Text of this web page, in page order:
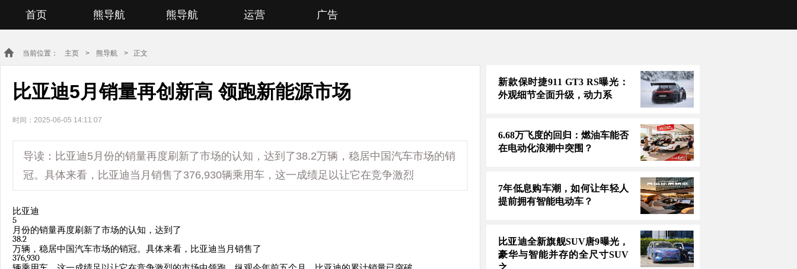
首页 熊导航 熊导航 运营 广告
当前位置： 主页 > 熊导航 > 正文
比亚迪5月销量再创新高 领跑新能源市场
时间：2025-06-05 14:11:07
导读：比亚迪5月份的销量再度刷新了市场的认知，达到了38.2万辆，稳居中国汽车市场的销
冠。具体来看，比亚迪当月销售了376,930辆乘用车，这一成绩足以让它在竞争激烈
比亚迪
5
月份的销量再度刷新了市场的认知，达到了
38.2
万辆，稳居中国汽车市场的销冠。具体来看，比亚迪当月销售了
376,930
新款保时捷911 GT3 RS曝光：
外观细节全面升级，动力系
6.68万飞度的回归：燃油车能否
在电动化浪潮中突围？
7年低息购车潮，如何让年轻人
提前拥有智能电动车？
比亚迪全新旗舰SUV唐9曝光，
豪华与智能并存的全尺寸SUV